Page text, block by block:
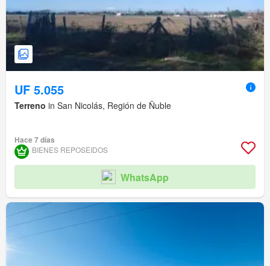
UF 5.055
Terreno in San Nicolás, Región de Ñuble
Hace 7 días
BIENES REPOSEIDOS
WhatsApp